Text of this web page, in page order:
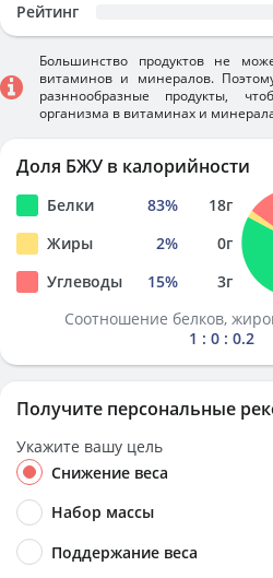
Рейтинг
Большинство продуктов не
витаминов и минералов.
разннообразные продукты,
организма в витаминах и
Доля БЖУ в калорийности
Белки 83% 18г
Жиры
2% 0г
Углеводы
15% 3г
Соотношение белков,
1 : 0 : 0.2
Получите персональные
Укажите вашу цель
Снижение веса
Набор массы
Поддержание веса